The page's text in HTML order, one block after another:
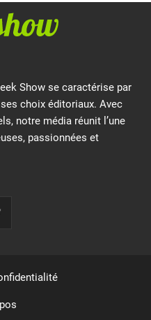
Show se caractérise par
choix éditoriaux. Avec
notre média réunit l’une
passionnées et